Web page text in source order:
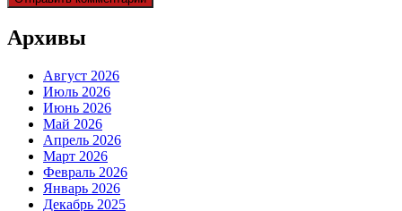
Архивы
Август 2026
Июль 2026
Июнь 2026
Май 2026
Апрель 2026
Март 2026
Февраль 2026
Январь 2026
Декабрь 2025